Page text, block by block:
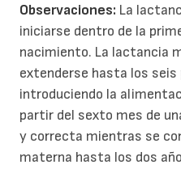
Observaciones: La
iniciarse dentro de la
nacimiento. La lactancia
extenderse hasta los
introduciendo la
partir del sexto mes de
y correcta mientras se
materna hasta los dos